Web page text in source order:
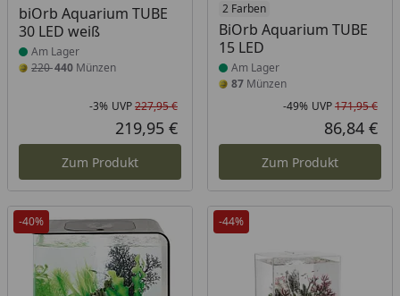
biOrb Aquarium TUBE
30 LED weiß
Produkt am Lager
Am Lager
220440 Münzen
Rabatt in Prozent
-3%
Ursprünglicher Preis
UVP227,95 €
Aktueller Preis
219,95 €
Zum Produkt
2 Farben
BiOrb Aquarium TUBE
15 LED
Produkt am Lager
Am Lager
87Münzen
-49% UVP171,95 €
86,84 €
Zum Produkt
-40% -44%